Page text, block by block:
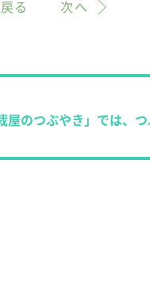
る 次へ
屋のつぶやき」では、